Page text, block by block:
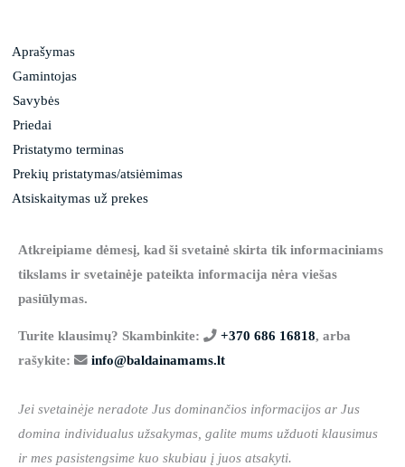
Aprašymas
Gamintojas
Savybės
Priedai
Pristatymo terminas
Prekių pristatymas/atsiėmimas
Atsiskaitymas už prekes
Atkreipiame dėmesį, kad ši svetainė skirta tik informaciniams
tikslams ir svetainėje pateikta informacija nėra viešas
pasiūlymas.
Turite klausimų? Skambinkite: +370 686 16818, arba
rašykite:
info@baldainamams.lt
Jei svetainėje neradote Jus dominančios informacijos ar Jus
domina individualus užsakymas, galite mums užduoti klausimus
ir mes pasistengsime kuo skubiau į juos atsakyti.